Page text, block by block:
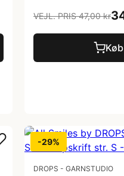
VEJL. PRIS 47,00 kr
-29%
DROPS - GARNSTUDIO